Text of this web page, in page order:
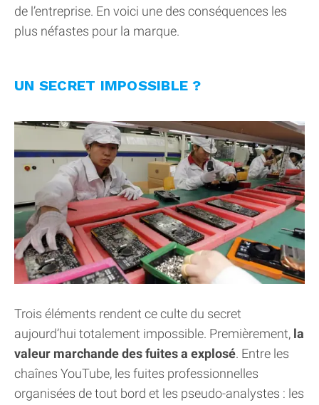
de l’entreprise. En voici une des conséquences les
plus néfastes pour la marque.
UN SECRET IMPOSSIBLE ?
Trois éléments rendent ce culte du secret
aujourd’hui totalement impossible. Premièrement, la
valeur marchande des fuites a explosé. Entre les
chaînes YouTube, les fuites professionnelles
organisées de tout bord et les pseudo-analystes : les